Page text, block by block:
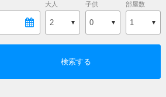
大人 子供
0
部屋数
検索する